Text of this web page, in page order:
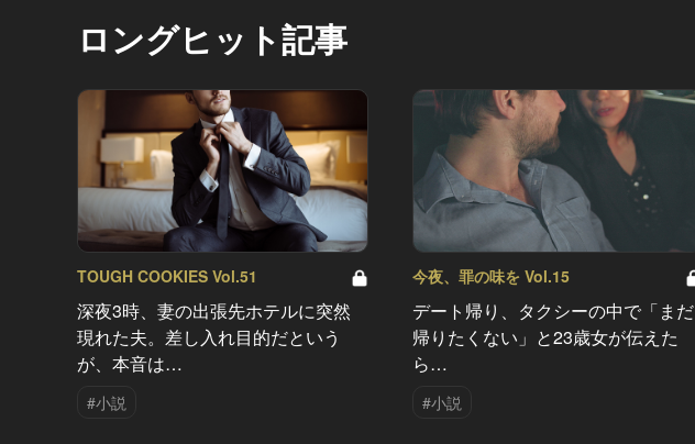
ロングヒット記事
TOUGH COOKIES Vol.51
深夜3時、妻の出張先ホテルに突然
現れた夫。差し入れ目的だという
が、本音は…
#小説
今夜、罪の味を Vol.15
デート帰り、タクシーの中で「まだ
帰りたくない」と23歳女が伝えた
ら…
#小説